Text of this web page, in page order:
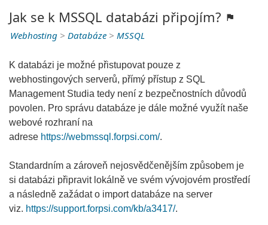
Jak se k MSSQL databázi připojím?
Webhosting > Databáze > MSSQL
K databázi je možné přistupovat pouze z
webhostingových serverů, přímý přístup z SQL
Management Studia tedy není z bezpečnostních důvodů
povolen. Pro správu databáze je dále možné využít naše
webové rozhraní na
adrese https://webmssql.forpsi.com/.
Standardním a zároveň nejosvědčenějším způsobem je
si databázi připravit lokálně ve svém vývojovém prostředí
a následně zažádat o import databáze na server
viz. https://support.forpsi.com/kb/a3417/.